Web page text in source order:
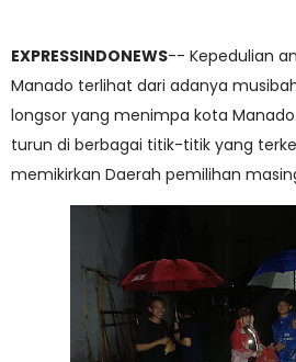
EXPRESSINDONEWS-- Kepedulian
Manado terlihat dari adanya
longsor yang menimpa kota
turun di berbagai titik-titik yang
memikirkan Daerah pemilihan